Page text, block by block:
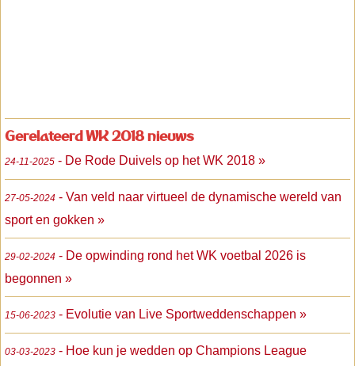
Gerelateerd WK 2018 nieuws
24-11-2025 - De Rode Duivels op het WK 2018 »
27-05-2024 - Van veld naar virtueel de dynamische wereld van
sport en gokken »
29-02-2024 - De opwinding rond het WK voetbal 2026 is
begonnen »
15-06-2023 - Evolutie van Live Sportweddenschappen »
03-03-2023 - Hoe kun je wedden op Champions League